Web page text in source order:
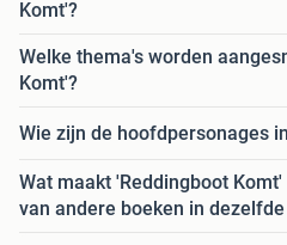
Komt'?
Welke thema's worden
Komt'?
Wie zijn de hoofdpersonages
Wat maakt 'Reddingboot
van andere boeken in